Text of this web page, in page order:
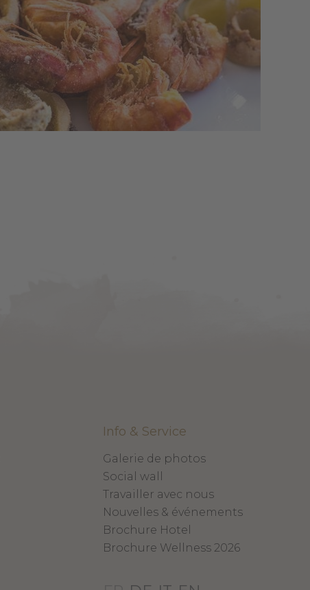
Info & Service
Galerie de photos
Social wall
Travailler avec nous
Nouvelles & événements
Brochure Hotel
Brochure Wellness 2026